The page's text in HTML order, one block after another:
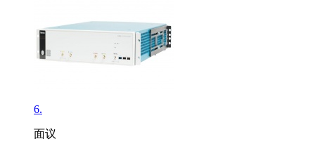
6.
面议